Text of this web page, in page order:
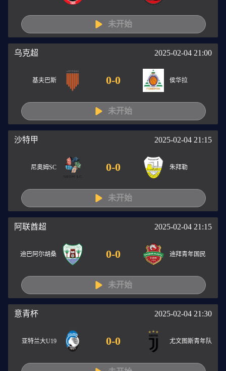
未开始
乌克超 2025-02-04 21:00
基夫巴斯 0-0 侯华拉
未开始
沙特甲 2025-02-04 21:15
尼奥姆SC 0-0 朱拜勒
未开始
阿联酋超 2025-02-04 21:15
迪巴阿尔胡桑 0-0 迪拜青年国民
未开始
意青杯 2025-02-04 21:30
亚特兰大U19 0-0 尤文图斯青年队